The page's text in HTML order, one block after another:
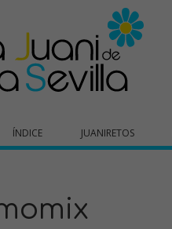
ÍNDICE JUANIRETOS